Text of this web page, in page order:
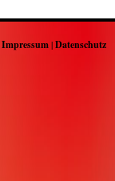
Impressum|Datenschutz